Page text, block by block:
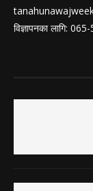
विज्ञापनका लागि: